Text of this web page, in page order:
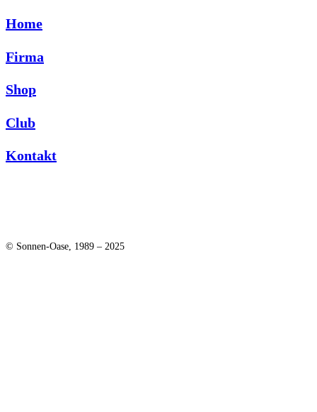
Home
Firma
Shop
Club
Kontakt
© Sonnen-Oase, 1989 – 2025